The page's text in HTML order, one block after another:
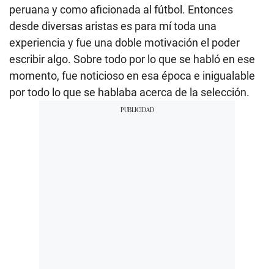
peruana y como aficionada al fútbol. Entonces
desde diversas aristas es para mí toda una
experiencia y fue una doble motivación el poder
escribir algo. Sobre todo por lo que se habló en ese
momento, fue noticioso en esa época e inigualable
por todo lo que se hablaba acerca de la selección.